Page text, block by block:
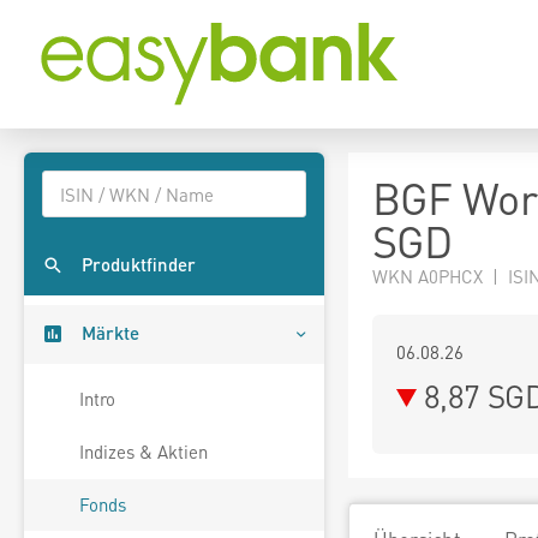
Produktfinder
Märkte
Intro
Indizes & Aktien
Fonds
BGF
SGD
WKN A0PHCX |
06.08.26
8,87